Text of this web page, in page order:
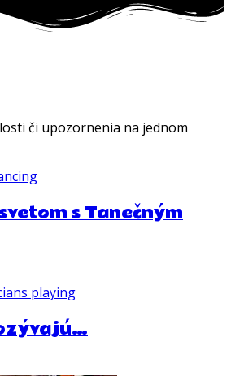
či upozornenia na jednom
s Tanečným